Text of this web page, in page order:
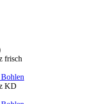
frisch
KD